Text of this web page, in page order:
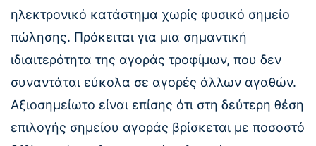
ηλεκτρονικό κατάστημα χωρίς φυσικό σημείο
πώλησης. Πρόκειται για μια σημαντική
ιδιαιτερότητα της αγοράς τροφίμων, που δεν
συναντάται εύκολα σε αγορές άλλων αγαθών.
Αξιοσημείωτο είναι επίσης ότι στη δεύτερη θέση
επιλογής σημείου αγοράς βρίσκεται με ποσοστό